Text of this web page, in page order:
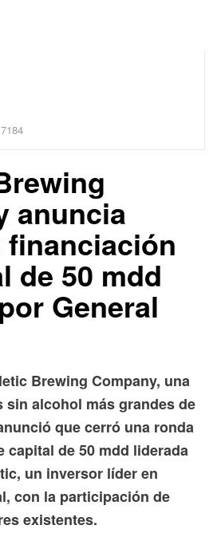
anuncia
financiación
de 50 mdd
General
Brewing Company, una
sin alcohol más grandes de
que cerró una ronda
capital de 50 mdd liderada
un inversor líder en
con la participación de
existentes.